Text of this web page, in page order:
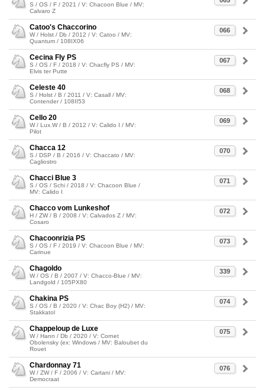
S / OS / F / 2021 / V: Chacoon Blue / MV:
Calvaro Z
066
Catoo's Chaccorino
W / Holst / Db / 2012 / V: Catoo / MV:
Quantum / 108IX06
067
Cecina Fly PS
S / OS / F / 2018 / V: Chacfly PS / MV:
Elvis ter Putte
068
Celeste 40
S / Holst / B / 2011 / V: Casall / MV:
Contender / 108II53
069
Cello 20
W / Lux.W / B / 2012 / V: Calido I / MV:
Pilot
070
Chacca 12
S / DSP / B / 2016 / V: Chaccato / MV:
Cagliostro
071
Chacci Blue 3
S / OS / Schi / 2018 / V: Chacoon Blue /
MV: Calido I
072
Chacco vom Lunkeshof
H / ZW / B / 2008 / V: Calvados Z / MV:
Cosaro
073
Chacoonrizia PS
S / OS / F / 2019 / V: Chacoon Blue / MV:
Carinue
339
Chagoldo
W / OS / B / 2007 / V: Chacco-Blue / MV:
Landgold / 105PX80
074
Chakina PS
S / OS / B / 2020 / V: Chac Boy (H2) / MV:
Stakkatol
075
Chappeloup de Luxe
W / Hann / Db / 2020 / V: Cornet
Obolensky (ex: Windows / MV: Baloubet du
Rouet
076
Chardonnay 71
W / ZW / F / 2006 / V: Cartani / MV:
Democraat